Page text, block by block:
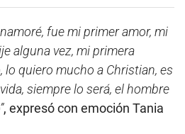
fue mi primer amor, mi
alguna vez, mi primera
lo quiero mucho a Christian, es
siempre lo será, el hombre
, expresó con emoción Tania